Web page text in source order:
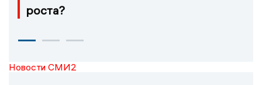
роста?
Новости СМИ2